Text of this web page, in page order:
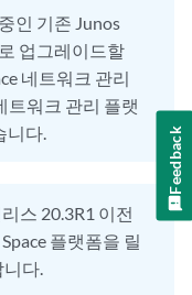
인 기존 Junos
업그레이드할
네트워크 관리
트워크 관리 플랫
니다.
스 20.3R1 이전
플랫폼을 릴
니다.
Feedback